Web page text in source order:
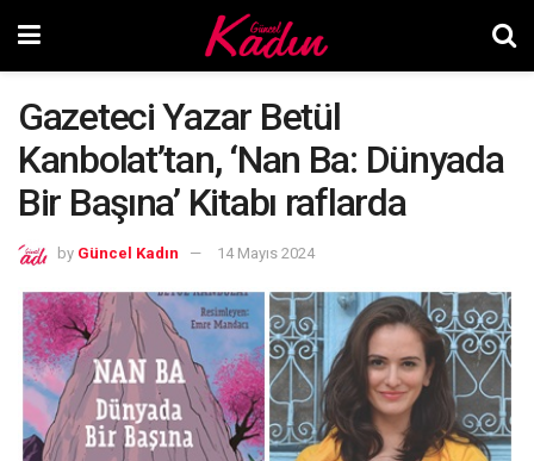
Gazeteci Yazar Betül
Kanbolat’tan, ‘Nan Ba: Dünyada
Bir Başına’ Kitabı raflarda
by Güncel Kadın 14 Mayıs 2024